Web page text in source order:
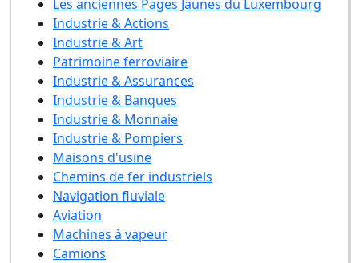
Les anciennes Pages Jaunes du Luxembourg
Industrie & Actions
Industrie & Art
Patrimoine ferroviaire
Industrie & Assurances
Industrie & Banques
Industrie & Monnaie
Industrie & Pompiers
Maisons d'usine
Chemins de fer industriels
Navigation fluviale
Aviation
Machines à vapeur
Camions